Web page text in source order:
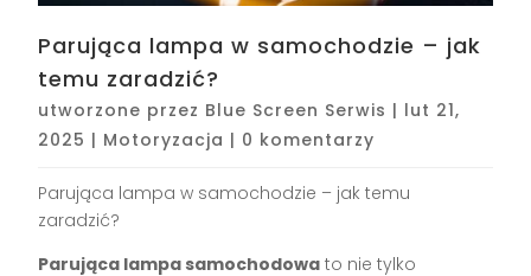
Parująca lampa w samochodzie – jak
temu zaradzić?
utworzone przez Blue Screen Serwis | lut 21,
2025 | Motoryzacja | 0 komentarzy
Parująca lampa w samochodzie – jak temu
zaradzić?
Parująca lampa samochodowa to nie tylko